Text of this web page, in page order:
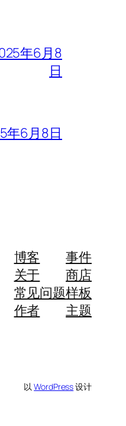
年6月8
日
年6月8日
博客
关于
常见问题
作者
事件
商店
样板
主题
以WordPress设计